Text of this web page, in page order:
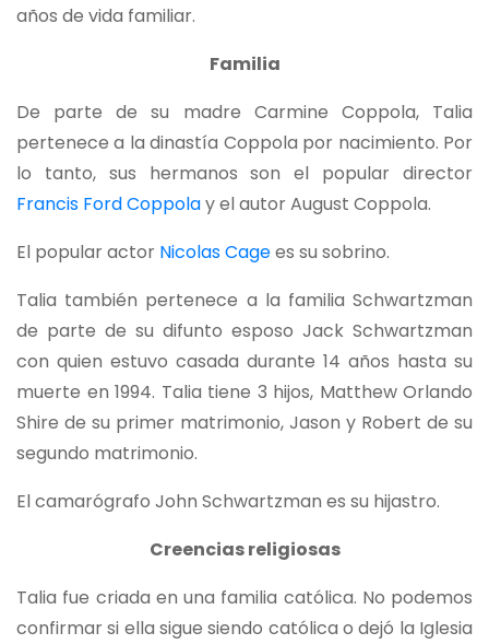
años de vida familiar.
Familia
De parte de su madre Carmine Coppola, Talia
pertenece a la dinastía Coppola por nacimiento. Por
lo tanto, sus hermanos son el popular director
Francis Ford Coppolay el autor August Coppola.
El popular actor Nicolas Cagees su sobrino.
Talia también pertenece a la familia Schwartzman
de parte de su difunto esposo Jack Schwartzman
con quien estuvo casada durante 14 años hasta su
muerte en 1994. Talia tiene 3 hijos, Matthew Orlando
Shire de su primer matrimonio, Jason y Robert de su
segundo matrimonio.
El camarógrafo John Schwartzman es su hijastro.
Creencias religiosas
Talia fue criada en una familia católica. No podemos
confirmar si ella sigue siendo católica o dejó la Iglesia